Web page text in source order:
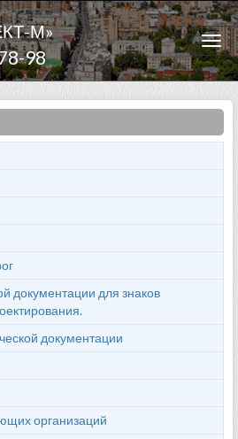
М»
98
документации для знаков
документации
организаций